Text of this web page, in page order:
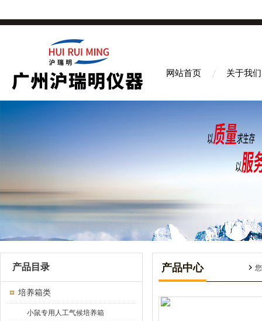
网站首页 关于我们
产品目录
培养箱类
小鼠专用人工气候培养箱
产品中心